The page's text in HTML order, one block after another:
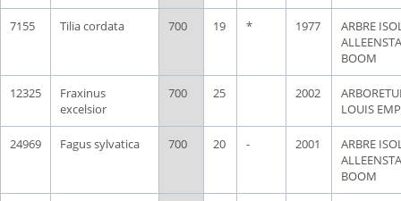
7155 Tilia cordata 700 19 * 1977
ARBRE
BOOM
12325
Fraxinus
excelsior
700 25 2002
LOUIS
24969 Fagus sylvatica 700 20 - 2001
ARBRE
BOOM